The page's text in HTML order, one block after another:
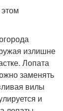
излишне
Лопата
заменять
вилы
и